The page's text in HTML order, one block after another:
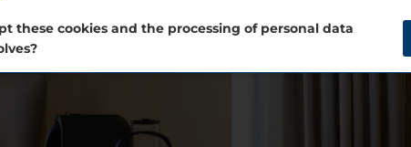
these cookies and the processing of personal data